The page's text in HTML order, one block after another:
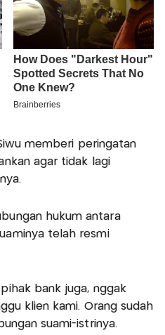
memberi peringatan
agar tidak lagi
hukum antara
telah resmi
bank juga, nggak
klien kami. Orang sudah
suami-istrinya.